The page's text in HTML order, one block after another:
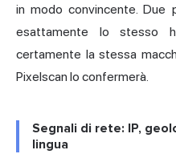
in modo convincente. Due
esattamente lo stesso
certamente la stessa
Pixelscan lo confermerà.
Segnali di rete: IP,
lingua